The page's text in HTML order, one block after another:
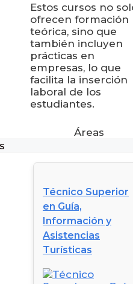
Estos cursos no
ofrecen formación
teórica, sino que
también incluyen
prácticas en
empresas, lo que
facilita la inserción
laboral de los
estudiantes.
Áreas
Técnico Superior
en Guía,
Información y
Asistencias
Turísticas